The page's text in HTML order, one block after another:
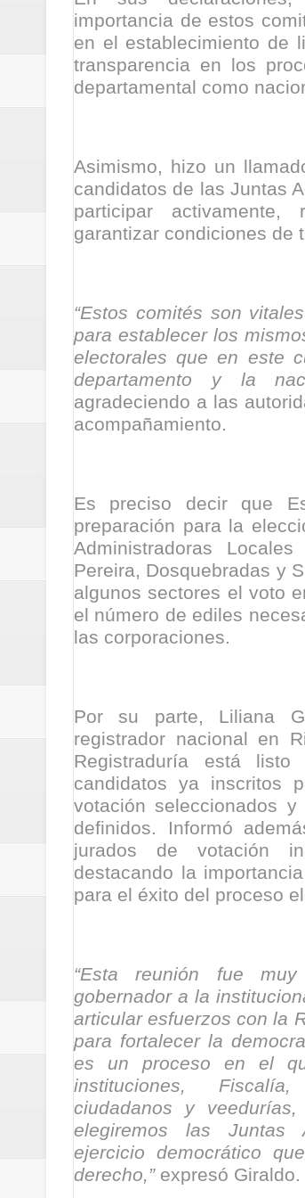
acciones que
excedió límites
Regionetnoticias
transferencias
importancia de estos
en el establecimiento de
transparencia en los
departamental como
Asimismo, hizo un
candidatos de las Juntas
participar
garantizar condiciones de
“Estos comités son
para establecer los
electorales que en este
departamento y la
agradeciendo a las
acompañamiento.
Es preciso decir que
preparación para la
Administradoras
Pereira, Dosquebradas y
algunos sectores el voto
el número de ediles
las corporaciones.
Por su parte, Liliana
registrador nacional en
Registraduría está
candidatos ya inscritos
votación seleccionados
definidos. Informó
jurados de votación
destacando la
para el éxito del proceso
“Esta reunión fue
gobernador a la
articular esfuerzos con la
para fortalecer la
es un proceso en el
instituciones,
ciudadanos y
elegiremos las Juntas
ejercicio democrático
derecho,” expresó Giraldo.